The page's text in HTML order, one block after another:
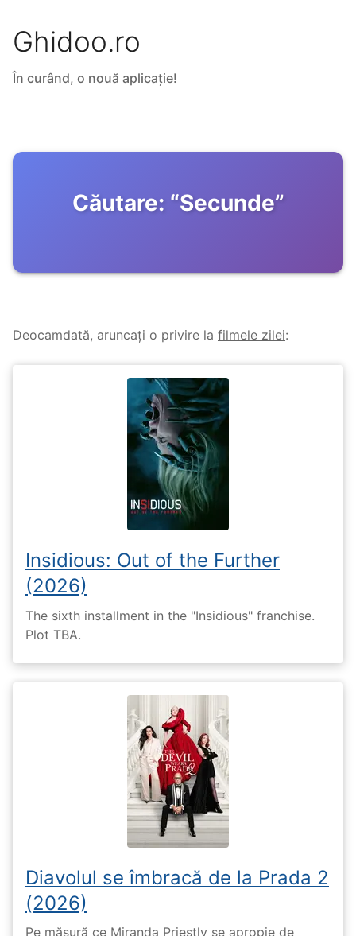
Ghidoo.ro
În curând, o nouă aplicație!
Căutare: “Secunde”
Deocamdată, aruncați o privire la filmele zilei:
Insidious: Out of the Further
(2026)
The sixth installment in the "Insidious" franchise.
Plot TBA.
Diavolul se îmbracă de la Prada 2
(2026)
Pe măsură ce Miranda Priestly se apropie de